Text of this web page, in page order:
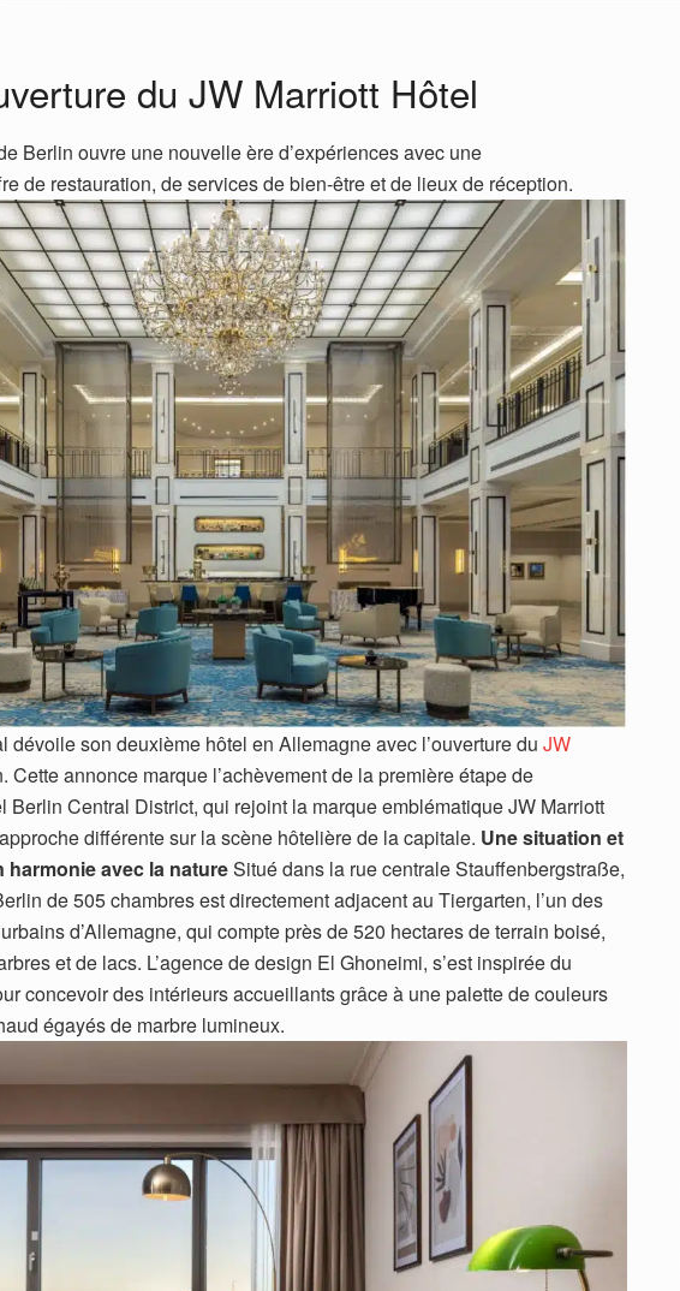
du JW Marriott Hôtel
Berlin ouvre une nouvelle ère d’expériences avec une
de restauration, de services de bien-être et de lieux de réception.
dévoile son deuxième hôtel en Allemagne avec l’ouverture du JW
Cette annonce marque l’achèvement de la première étape de
Berlin Central District, qui rejoint la marque emblématique JW Marriott
différente sur la scène hôtelière de la capitale. Une situation et
avec la natureSitué dans la rue centrale Stauffenbergstraße,
de 505 chambres est directement adjacent au Tiergarten, l’un des
d’Allemagne, qui compte près de 520 hectares de terrain boisé,
et de lacs. L’agence de design El Ghoneimi, s’est inspirée du
concevoir des intérieurs accueillants grâce à une palette de couleurs
égayés de marbre lumineux.